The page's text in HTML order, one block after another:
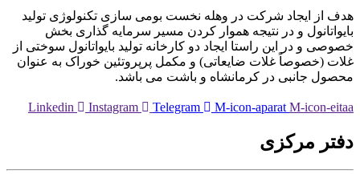
شرکت در وهله نخست بومی سازی تکنولوژی تولید
و در نتیجه هموار کردن مسیر سرمایه گذاری بخش
این راستا ایجاد دو کارخانه تولید بایواتانول سوختی از
غلات ضایعاتی) و مکمل پرپروتئین خوراک به عنوان
در کرمانشاه و باشت می باشد.
Linkedin Instagram Telegram M-icon-aparat M-